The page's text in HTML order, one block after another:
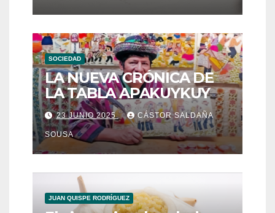
SOCIEDAD
LA NUEVA CRÓNICA DE
LA TABLA APAKUYKUY
23 JUNIO 2025 CÁSTOR SALDAÑA
SOUSA
JUAN QUISPE RODRÍGUEZ